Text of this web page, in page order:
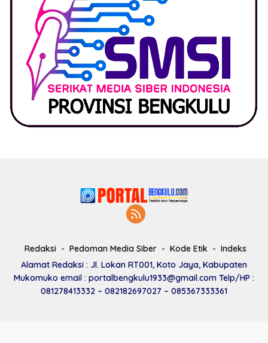
Redaksi Pedoman Media Siber Kode Etik
Indeks
Alamat Redaksi : Jl. Lokan RT001, Koto Jaya, Kabupaten
Mukomuko email : portalbengkulu1933@gmail.com Telp/HP :
081278413332 – 082182697027 – 085367333361